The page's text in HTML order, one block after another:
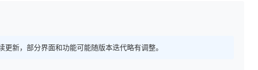
新，部分界面和功能可能随版本迭代略有调整。